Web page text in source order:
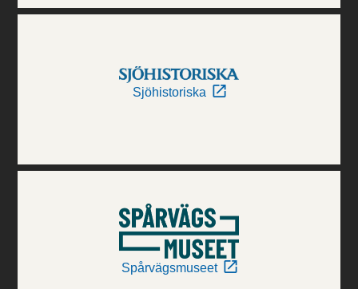
Sjöhistoriska
Spårvägsmuseet